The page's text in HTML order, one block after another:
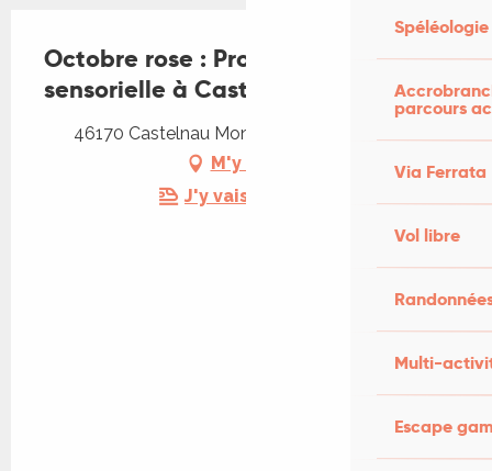
Spéléologie
parcours
Via Ferrata
Vol libre
Multi-
Escape
Octobre rose : Promenade
sensorielle à Castelnau-Montratier
46170 Castelnau Montratier-Sainte Alauzie
M'y rendre
J'y vais en train !